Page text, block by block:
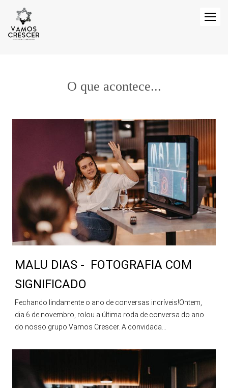
O que acontece...
MALU DIAS - FOTOGRAFIA COM
SIGNIFICADO
Fechando lindamente o ano de conversas incríveis!Ontem,
dia 6 de novembro, rolou a última roda de conversa do ano
do nosso grupo Vamos Crescer. A convidada...